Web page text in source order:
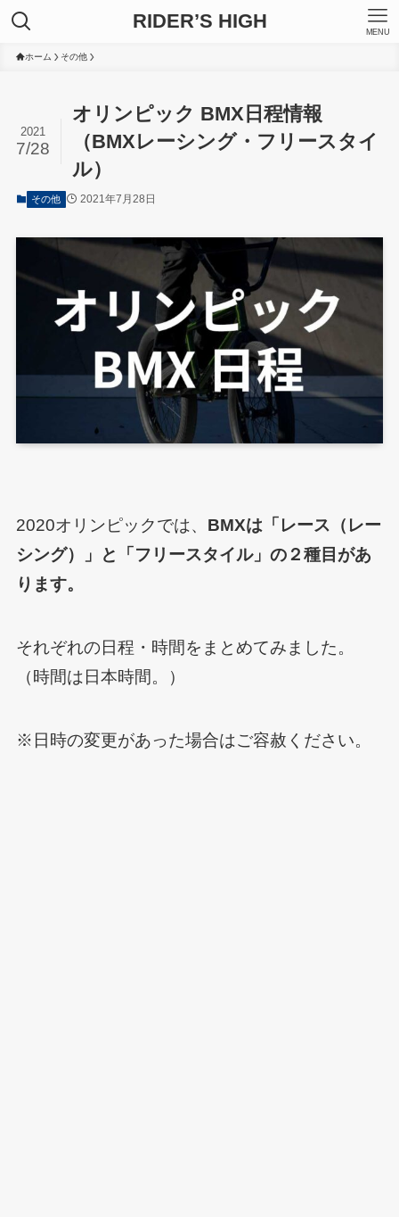
RIDER’S HIGH MENU
ホーム その他
オリンピック BMX日程情報
（BMXレーシング・フリースタイ
ル）
2021
7/28
その他 2021年7月28日
2020オリンピックでは、 BMXは「レース（レー
シング）」と「フリースタイル」の２種目があ
ります。
それぞれの日程・時間をまとめてみました。
（時間は日本時間。）
※日時の変更があった場合はご容赦ください。